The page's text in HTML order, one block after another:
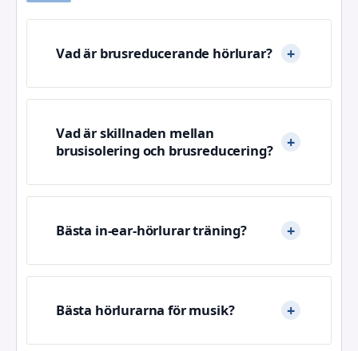
Vad är brusreducerande hörlurar?
Vad är skillnaden mellan
brusisolering och brusreducering?
Bästa in-ear-hörlurar träning?
Bästa hörlurarna för musik?